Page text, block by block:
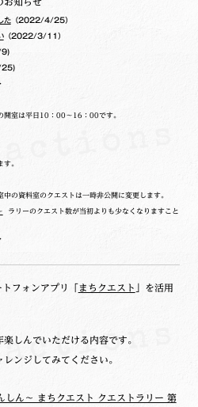
知らせ
た（2022/4/25）
（2022/3/11）
開室は平日10：00～16：00です。
。
の資料室のクエストは一時非公開に変更します。
ラリーのクエスト数が当初よりも少なくなりますこと
フォンアプリ「 まちクエスト
」を活用
しんでいただける内容です。
ンジしてみてください。
ん～ まちクエスト クエストラリー 第